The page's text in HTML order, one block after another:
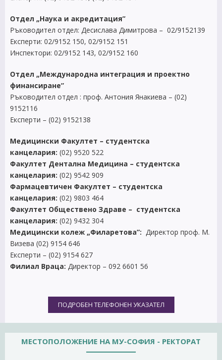
Отдел „Наука и акредитация”
Ръководител отдел: Десислава Димитрова – 02/9152139
Експерти: 02/9152 150, 02/9152 151
Инспектори: 02/9152 143, 02/9152 160
Отдел „Международна интеграция и проектно
финансиране”
Ръководител отдел : проф. Антония Янакиева – (02)
9152116
Експерти – (02) 9152138
Медицински Факултет – студентска
канцелария: (02) 9520 522
Факултет Дентална Медицина – студентска
канцелария: (02) 9542 909
Фармацевтичен Факултет – студентска
канцелария: (02) 9803 464
Факултет Обществено Здраве – студентска
канцелария: (02) 9432 304
Медицински колеж „Филаретова”: Директор проф. М.
Визева (02) 9154 646
Експерти – (02) 9154 627
Филиал Враца: Директор – 092 6601 56
ПОДРОБЕН ТЕЛЕФОНЕН УКАЗАТЕЛ
МЕСТОПОЛОЖЕНИЕ НА МУ-СОФИЯ - РЕКТОРАТ